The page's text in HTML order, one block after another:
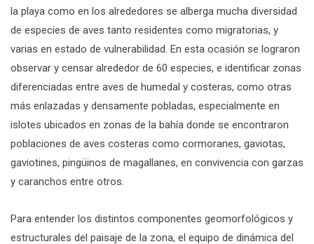
la playa como en los alrededores se alberga mucha diversidad
de especies de aves tanto residentes como migratorias, y
varias en estado de vulnerabilidad. En esta ocasión se lograron
observar y censar alrededor de 60 especies, e identificar zonas
diferenciadas entre aves de humedal y costeras, como otras
más enlazadas y densamente pobladas, especialmente en
islotes ubicados en zonas de la bahía donde se encontraron
poblaciones de aves costeras como cormoranes, gaviotas,
gaviotines, pingüinos de magallanes, en convivencia con garzas
y caranchos entre otros.
Para entender los distintos componentes geomorfológicos y
estructurales del paisaje de la zona, el equipo de dinámica del